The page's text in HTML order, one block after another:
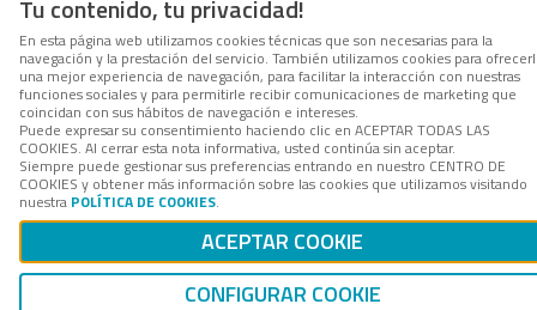
Tu contenido, tu privacidad!
En esta página web utilizamos cookies técnicas que son necesarias para la
navegación y la prestación del servicio. También utilizamos cookies para
una mejor experiencia de navegación, para facilitar la interacción con nuestras
funciones sociales y para permitirle recibir comunicaciones de marketing que
coincidan con sus hábitos de navegación e intereses.
Puede expresar su consentimiento haciendo clic en ACEPTAR TODAS LAS
COOKIES. Al cerrar esta nota informativa, usted continúa sin aceptar.
Siempre puede gestionar sus preferencias entrando en nuestro CENTRO DE
COOKIES y obtener más información sobre las cookies que utilizamos visitando
nuestra POLÍTICA DE COOKIES.
ACEPTAR COOKIE
CONFIGURAR COOKIE